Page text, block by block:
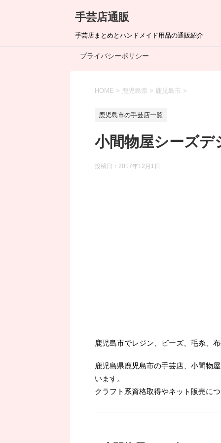
手芸店通販
手芸店まとめとハンドメイド用品の通販紹介
プライバシーポリシー
HOME > 鹿児島県 > 鹿児島市 >
鹿児島市の手芸店一覧
小間物屋シーズ
投稿日： 2017年12月1日
鹿児島市でレジン、ビーズ、毛糸、
鹿児島県鹿児島市の手芸店、小間物
います。
クラフト系資格取得やネット販売に